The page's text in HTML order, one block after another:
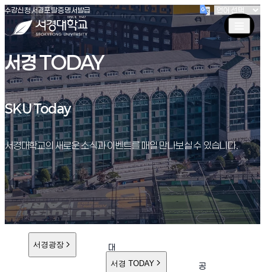
서경대학교
수강신청(새창 열림)
서경포탈(새창 열림)
증명서발급(새창 열림)
서경 TODAY
SKU Today
SKU Today
서경대학교의 새로운 소식과 이벤트를 매일 만나보실 수 있습니다.
서경광장
대
학
서경 TODAY
공